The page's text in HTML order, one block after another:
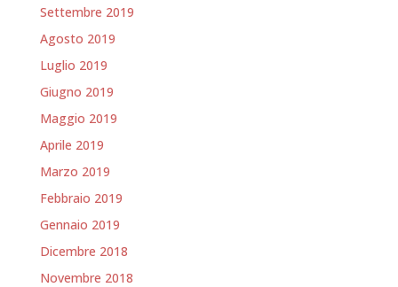
Settembre 2019
Agosto 2019
Luglio 2019
Giugno 2019
Maggio 2019
Aprile 2019
Marzo 2019
Febbraio 2019
Gennaio 2019
Dicembre 2018
Novembre 2018